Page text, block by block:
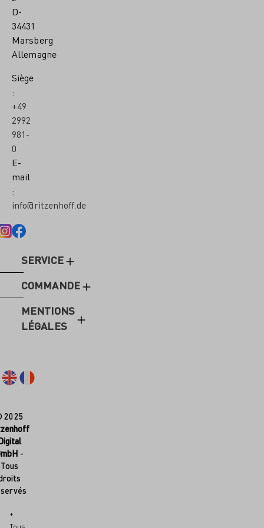
D-
34431
Marsberg
Allemagne
Siège
:
+49
2992
981-
0
E-
mail
:
info@ritzenhoff.de
SERVICE
COMMANDE
MENTIONS
LÉGALES
2025
-
Tous
*